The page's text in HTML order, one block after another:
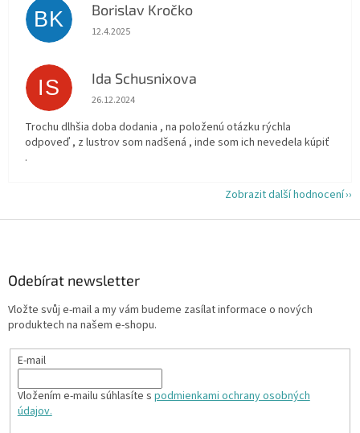
BK Borislav Kročko
Hodnocení obchodu je 5 z 5 hvězdiček.
12.4.2025
IS Ida Schusnixova
Hodnocení obchodu je 5 z 5 hvězdiček.
26.12.2024
Trochu dlhšia doba dodania , na položenú otázku rýchla
odpoveď , z lustrov som nadšená , inde som ich nevedela kúpiť
.
Zobrazit další hodnocení
Odebírat newsletter
Vložte svůj e-mail a my vám budeme zasílat informace o nových
produktech na našem e-shopu.
E-mail
Vložením e-mailu súhlasíte s podmienkami ochrany osobných
údajov.